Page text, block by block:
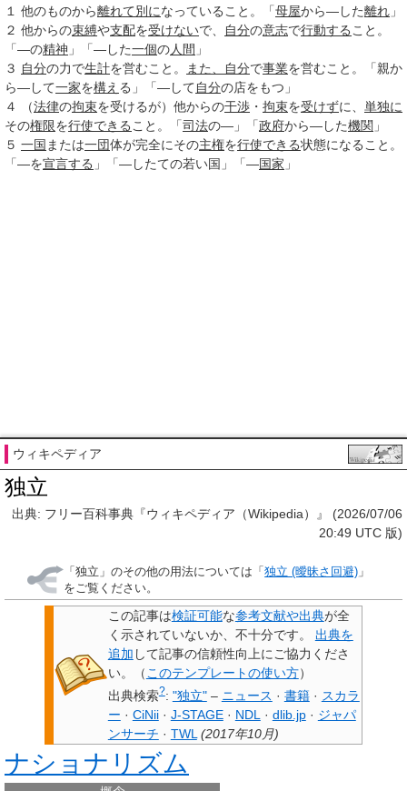
１
他のものから離れて別になっていること。「母屋から―した離れ 」
２ 他からの束縛や支配を受けないで、 自分の意志で行動する こと。
「―の精神 」「―した一個の人間 」
３ 自分の力で生計を営むこと。 また、 自分で事業を営むこと。「親か
ら―して一家を構え る」「―して自分の店をもつ」
４
（法律の拘束を受けるが）他からの干渉 ・ 拘束を受けずに、 単独に
その権限を行使できる こと。「司法の―」「政府から―した機関 」
５ 一国 または一団体が完全にその主権を行使できる状態になること。
「―を宣言する 」「―したての若い国」「―国家 」
ウィキペディア
独立
出典: フリー百科事典『ウィキペディア（Wikipedia）』 (2026/07/06
20:49 UTC 版)
「独立 」のその他の用法については「独立 (曖昧さ回避) 」
をご覧ください。
この記事は検証可能な参考文献や出典が全
く示されていないか、不十分です。
出典を
追加 して記事の信頼性向上にご協力くださ
い。
（ このテンプレートの使い方）
出典検索?: "独立" – ニュース · 書籍 · スカラ
ー · CiNii · J-STAGE · NDL · dlib.jp · ジャパ
ンサーチ · TWL (2017年10月)
ナショナリズム